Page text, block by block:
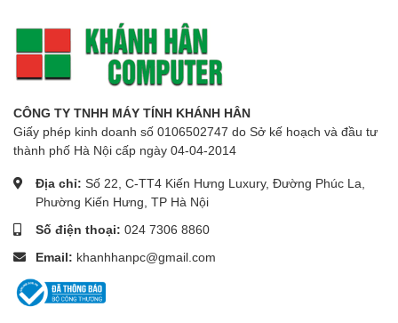
CÔNG TY TNHH MÁY TÍNH KHÁNH HÂN
Giấy phép kinh doanh số 0106502747 do Sở kế hoạch và đầu tư
thành phố Hà Nội cấp ngày 04-04-2014
Địa chỉ: Số 22, C-TT4 Kiến Hưng Luxury, Đường Phúc La,
Phường Kiến Hưng, TP Hà Nội
Số điện thoại: 024 7306 8860
Email: khanhhanpc@gmail.com